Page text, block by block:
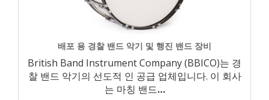
배포 용 경찰 밴드 악기 및 행진 밴드 장비
British Band Instrument Company (BBICO)는 경
찰 밴드 악기의 선도적 인 공급 업체입니다. 이 회사
는 마칭 밴드…